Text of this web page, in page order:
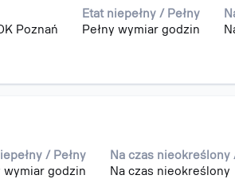
Poznań
Etat niepełny / Pełny
Pełny wymiar godzin
/ Pełny
wymiar godzin
Na czas nieokreślony
Na czas nieokreślony